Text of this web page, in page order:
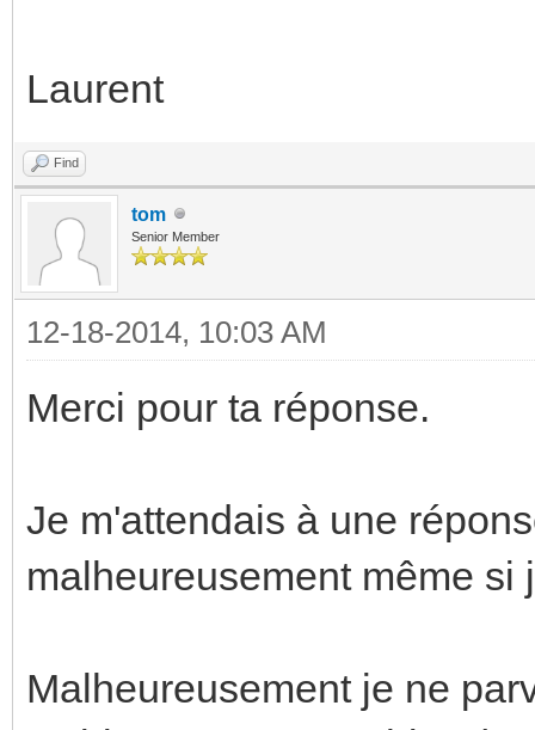
Laurent
Find
tom
Senior Member
12-18-2014, 10:03 AM
Merci pour ta réponse.
Je m'attendais à une
malheureusement même
Malheureusement je ne